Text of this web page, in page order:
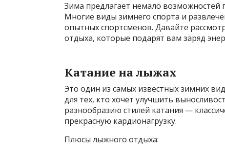
Зима предлагает немало возможностей
Многие виды зимнего спорта и
опытных спортсменов. Давайте
отдыха, которые подарят вам заряд
Катание на лыжах
Это один из самых известных зимних
для тех, кто хочет улучшить
разнообразию стилей катания —
прекрасную кардионагрузку.
Плюсы лыжного отдыха: